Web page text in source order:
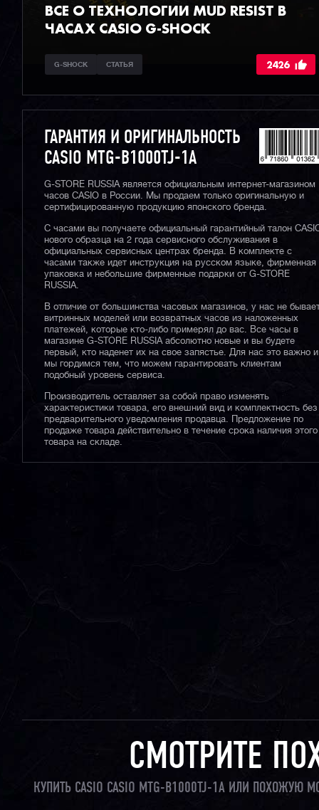
ВСЕ О ТЕХНОЛОГИИ MUD RESIST В
ЧАСАХ CASIO G-SHOCK
G-SHOCK СТАТЬЯ 2426
ГАРАНТИЯ И ОРИГИНАЛЬНОСТЬ
CASIO MTG-B1000TJ-1A
G-STORE RUSSIA является официальным интернет-магазином
часов CASIO в России. Мы продаем только оригинальную и
сертифицированную продукцию японского бренда.
С часами вы получаете официальный гарантийный талон
нового образца на 2 года сервисного обслуживания в
официальных сервисных центрах бренда. В комплекте с
часами также идет инструкция на русском языке, фирменная
упаковка и небольшие фирменные подарки от G-STORE
RUSSIA.
В отличие от большинства часовых магазинов, у нас не
витринных моделей или возвратных часов из наложенных
платежей, которые кто-либо примерял до вас. Все часы в
магазине G-STORE RUSSIA абсолютно новые и вы будете
первый, кто наденет их на свое запястье. Для нас это важно и
мы гордимся тем, что можем гарантировать клиентам
подобный уровень сервиса.
Производитель оставляет за собой право изменять
характеристики товара, его внешний вид и комплектность без
предварительного уведомления продавца. Предложение по
продаже товара действительно в течение срока наличия этого
товара на складе.
СМОТРИТЕ
КУПИТЬ CASIO CASIO MTG-B1000TJ-1A ИЛИ ПОХОЖУЮ